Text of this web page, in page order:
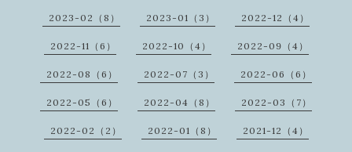
2023-02（8） 2023-01（3） 2022-12（4）
2022-11（6） 2022-10（4） 2022-09（4）
2022-08（6） 2022-07（3） 2022-06（6）
2022-05（6） 2022-04（8） 2022-03（7）
2022-02（2） 2022-01（8） 2021-12（4）